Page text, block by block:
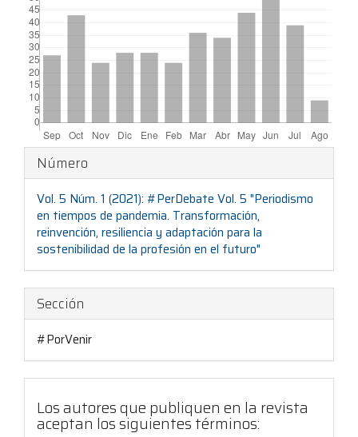
Detalles
del
artículo
Número
Vol. 5 Núm. 1 (2021): #PerDebate Vol. 5 "Periodismo
en tiempos de pandemia. Transformación,
reinvención, resiliencia y adaptación para la
sostenibilidad de la profesión en el futuro"
Sección
#PorVenir
Los autores que publiquen en la revista
aceptan los siguientes términos: